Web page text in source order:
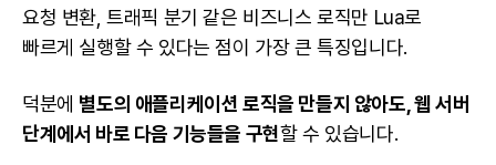
요청 변환, 트래픽 분기 같은 비즈니스 로직만 Lua로
빠르게 실행할 수 있다는 점이 가장 큰 특징입니다.
덕분에 별도의 애플리케이션 로직을 만들지 않아도, 웹 서버
단계에서 바로 다음 기능들을 구현할 수 있습니다.